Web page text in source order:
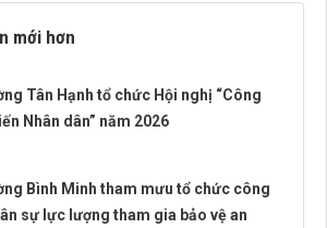
mới hơn
Tân Hạnh tổ chức Hội nghị “Công
Nhân dân” năm 2026
Bình Minh tham mưu tổ chức công
sự lực lượng tham gia bảo vệ an